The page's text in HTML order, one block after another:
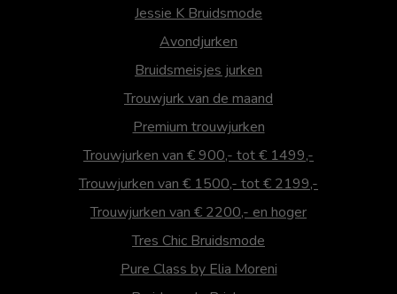
Jessie K Bruidsmode
Avondjurken
Bruidsmeisjes jurken
Trouwjurk van de maand
Premium trouwjurken
Trouwjurken van € 900,- tot € 1499,-
Trouwjurken van € 1500,- tot € 2199,-
Trouwjurken van € 2200,- en hoger
Tres Chic Bruidsmode
Pure Class by Elia Moreni